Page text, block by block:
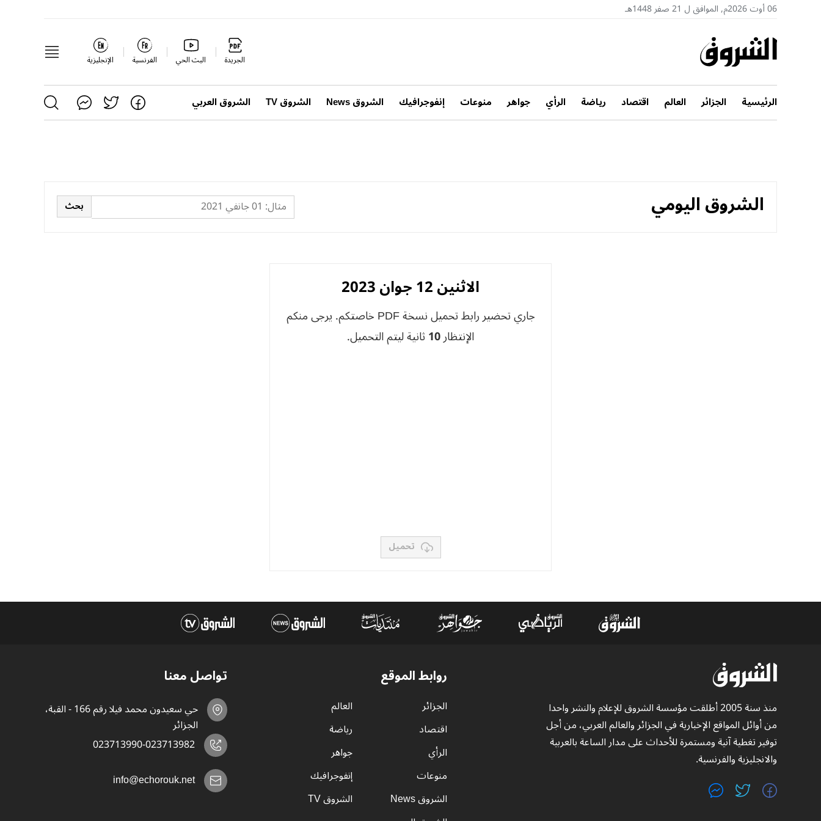
06 أوت 2026م, الموافق ل 21 صفر 1448هـ
الجريدة البث الحي الفرنسية الإنجليزية
الرئيسية الجزائر العالم اقتصاد رياضة الرأي جواهر منوعات إنفوجرافيك الشروق News الشروق TV الشروق العربي
الشروق اليومي
الاثنين 12 جوان 2023
جاري تحضير رابط تحميل نسخة PDF خاصتكم. يرجى منكم
الإنتظار10ثانية ليتم التحميل.
تحميل
منذ سنة 2005 أطلقت مؤسسة الشروق للإعلام والنشر واحدا
من أوائل المواقع الإخبارية في الجزائر والعالم العربي، من أجل
توفير تغطية آنية ومستمرة للأحداث على مدار الساعة بالعربية
والانجليزية والفرنسية.
روابط الموقع
الجزائر
العالم
اقتصاد
رياضة
الرأي
جواهر
منوعات
إنفوجرافيك
الشروق News
الشروق TV
تواصل معنا
حي سعيدون محمد فيلا رقم 166 - القبة،
الجزائر
023713990-023713982
info@echorouk.net